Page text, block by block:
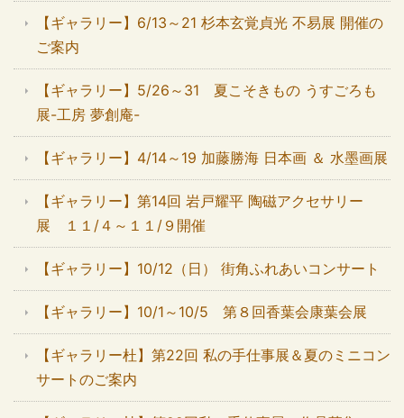
【ギャラリー】6/13～21 杉本玄覚貞光 不易展 開催の
ご案内
【ギャラリー】5/26～31 夏こそきもの うすごろも
展-工房 夢創庵-
【ギャラリー】4/14～19 加藤勝海 日本画 ＆ 水墨画展
【ギャラリー】第14回 岩戸耀平 陶磁アクセサリー
展 １１/４～１１/９開催
【ギャラリー】10/12（日） 街角ふれあいコンサート
【ギャラリー】10/1～10/5 第８回香葉会康葉会展
【ギャラリー杜】第22回 私の手仕事展＆夏のミニコン
サートのご案内